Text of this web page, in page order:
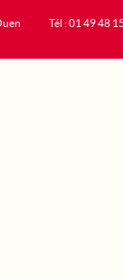
Tél : 01 49 48